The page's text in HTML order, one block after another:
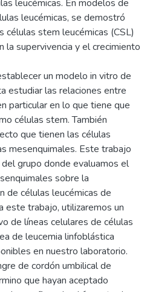
leucémicas. En modelos de
leucémicas, se demostró
células stem leucémicas (CSL)
la supervivencia y el crecimiento
un modelo in vitro de
estudiar las relaciones entre
particular en lo que tiene que
células stem. También
que tienen las células
mesenquimales. Este trabajo
grupo donde evaluamos el
sobre la
de células leucémicas de
trabajo, utilizaremos un
de líneas celulares de células
de leucemia linfoblástica
en nuestro laboratorio.
de cordón umbilical de
que hayan aceptado